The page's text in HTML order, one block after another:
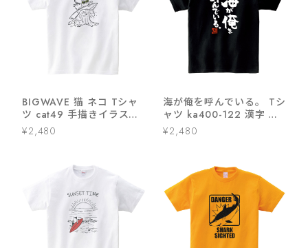
BIGWAVE 猫 ネコ Tシャ
ツ cat49 手描きイラスト
猫服 ゆるキャラ ねこ柄 猫
¥2,480
海が俺を呼んでいる。 Tシ
ャツ ka400-122 漢字 海
水浴 夏 サーフィン 波乗り
海釣り ダイビング サーフ
¥2,480